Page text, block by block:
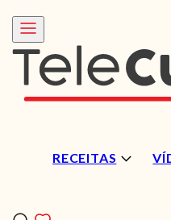
RECEITAS